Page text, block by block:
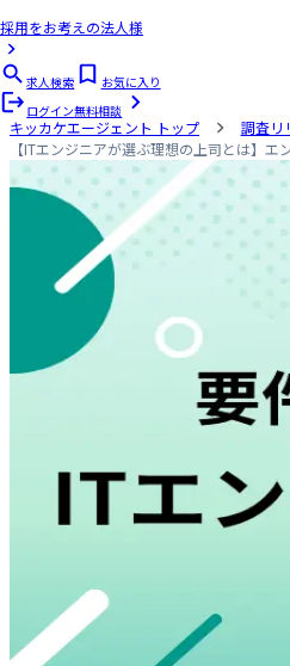
採用をお考えの法人様
求人検索
お気に入り
ログイン無料相談
キッカケエージェント トップ
調査リ
【ITエンジニアが選ぶ理想の上司とは】